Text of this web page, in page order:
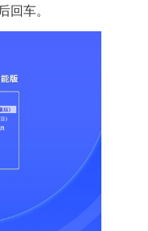
回车。